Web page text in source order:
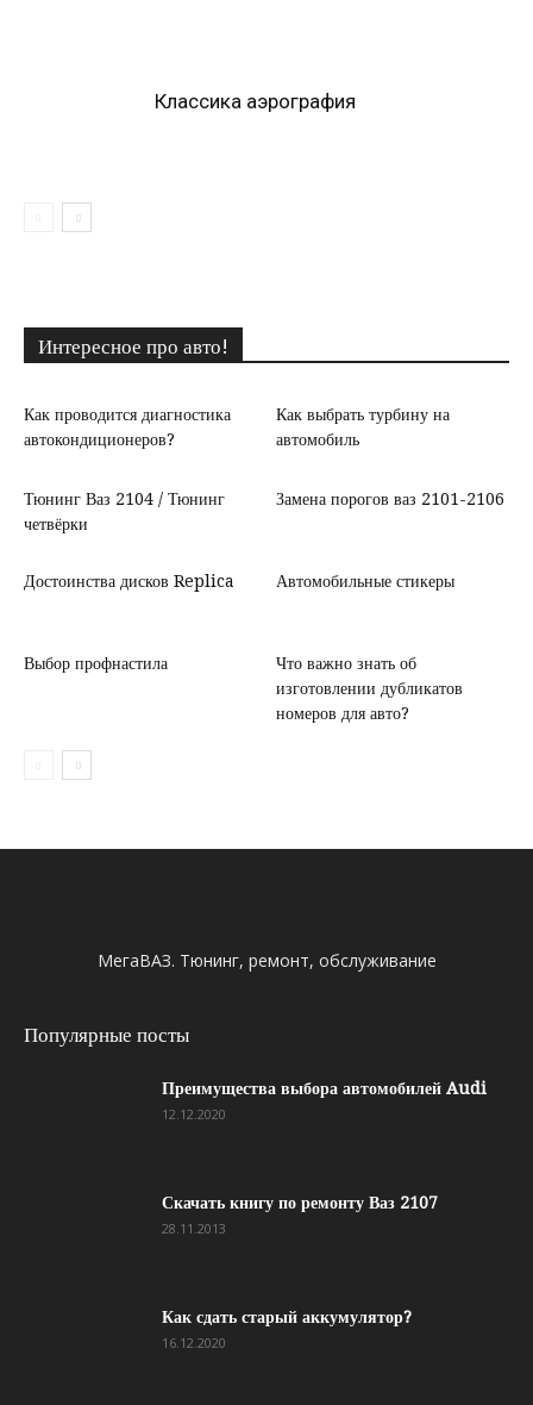
Классика аэрография
Интересное про авто!
Как проводится диагностика
автокондиционеров?
Как выбрать турбину на
автомобиль
Тюнинг Ваз 2104 / Тюнинг
четвёрки
Замена порогов ваз 2101-2106
Достоинства дисков Replica Автомобильные стикеры
Выбор профнастила
Что важно знать об
изготовлении дубликатов
номеров для авто?
МегаВАЗ. Тюнинг, ремонт, обслуживание
Популярные посты
Преимущества выбора автомобилей Audi
12.12.2020
Скачать книгу по ремонту Ваз 2107
28.11.2013
Как сдать старый аккумулятор?
16.12.2020